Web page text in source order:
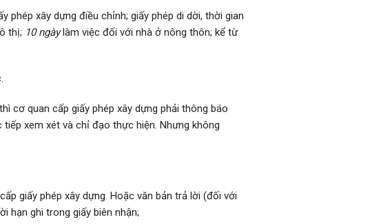
phép xây dựng điều chỉnh; giấy phép di dời, thời gian
thị; 10 ngàylàm việc đối với nhà ở nông thôn; kể từ
cơ quan cấp giấy phép xây dựng phải thông báo
xem xét và chỉ đạo thực hiện. Nhưng không
giấy phép xây dựng. Hoặc văn bản trả lời (đối với
hạn ghi trong giấy biên nhận;